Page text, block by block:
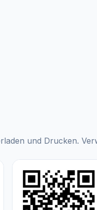
und Drucken.